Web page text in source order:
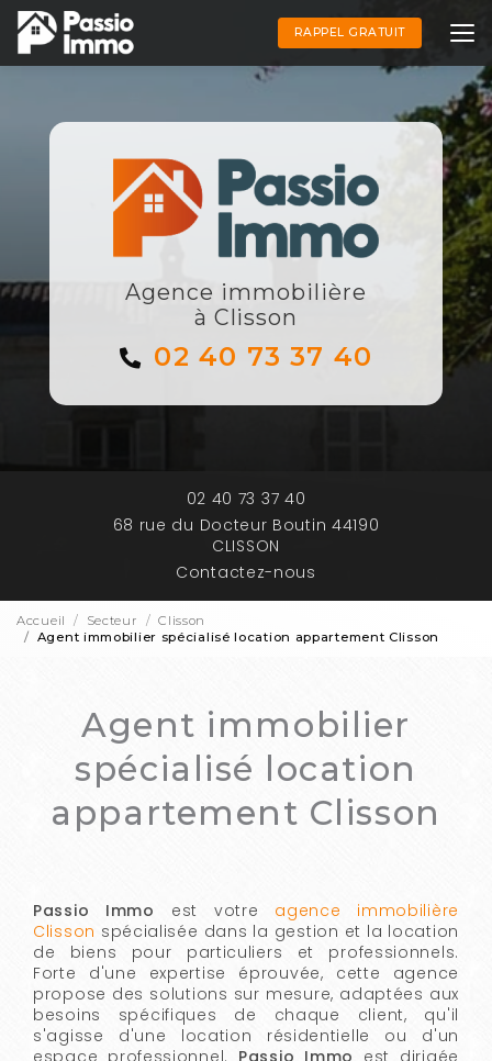
Aller
au
contenu
principal
RAPPEL GRATUIT
Agence immobilière
à Clisson
02 40 73 37 40
02 40 73 37 40
68 rue du Docteur Boutin 44190
CLISSON
Contactez-nous
Accueil Secteur
Clisson
Agent immobilier spécialisé location appartement Clisson
Agent immobilier
spécialisé location
appartement Clisson
Passio Immo est votre agence immobilière
Clisson spécialisée dans la gestion et la location
de biens pour particuliers et professionnels.
Forte d'une expertise éprouvée, cette agence
propose des solutions sur mesure, adaptées aux
besoins spécifiques de chaque client, qu'il
s'agisse d'une location résidentielle ou d'un
espace professionnel. Passio Immo est dirigée